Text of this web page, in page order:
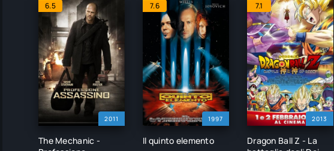
2011
6.5
The Mechanic -
1997
7.6
Il quinto elemento
2013
7.1
Dragon Ball Z - La